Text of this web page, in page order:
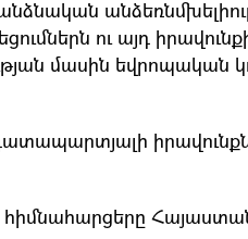
ու այդ
մասին եվրոպական